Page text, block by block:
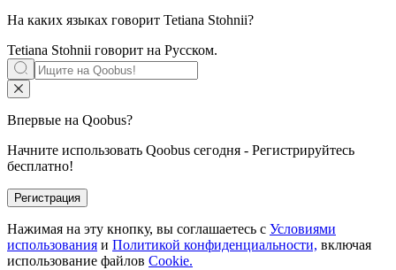
На каких языках говорит Tetiana Stohnii?
Tetiana Stohnii говорит на Русском.
Впервые на Qoobus?
Начните использовать Qoobus сегодня - Регистрируйтесь
бесплатно!
Регистрация
Нажимая на эту кнопку, вы соглашаетесь с Условиями
использования и Политикой конфиденциальности, включая
использование файлов Cookie.